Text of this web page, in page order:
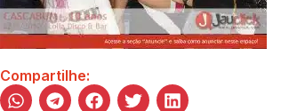
Compartilhe: